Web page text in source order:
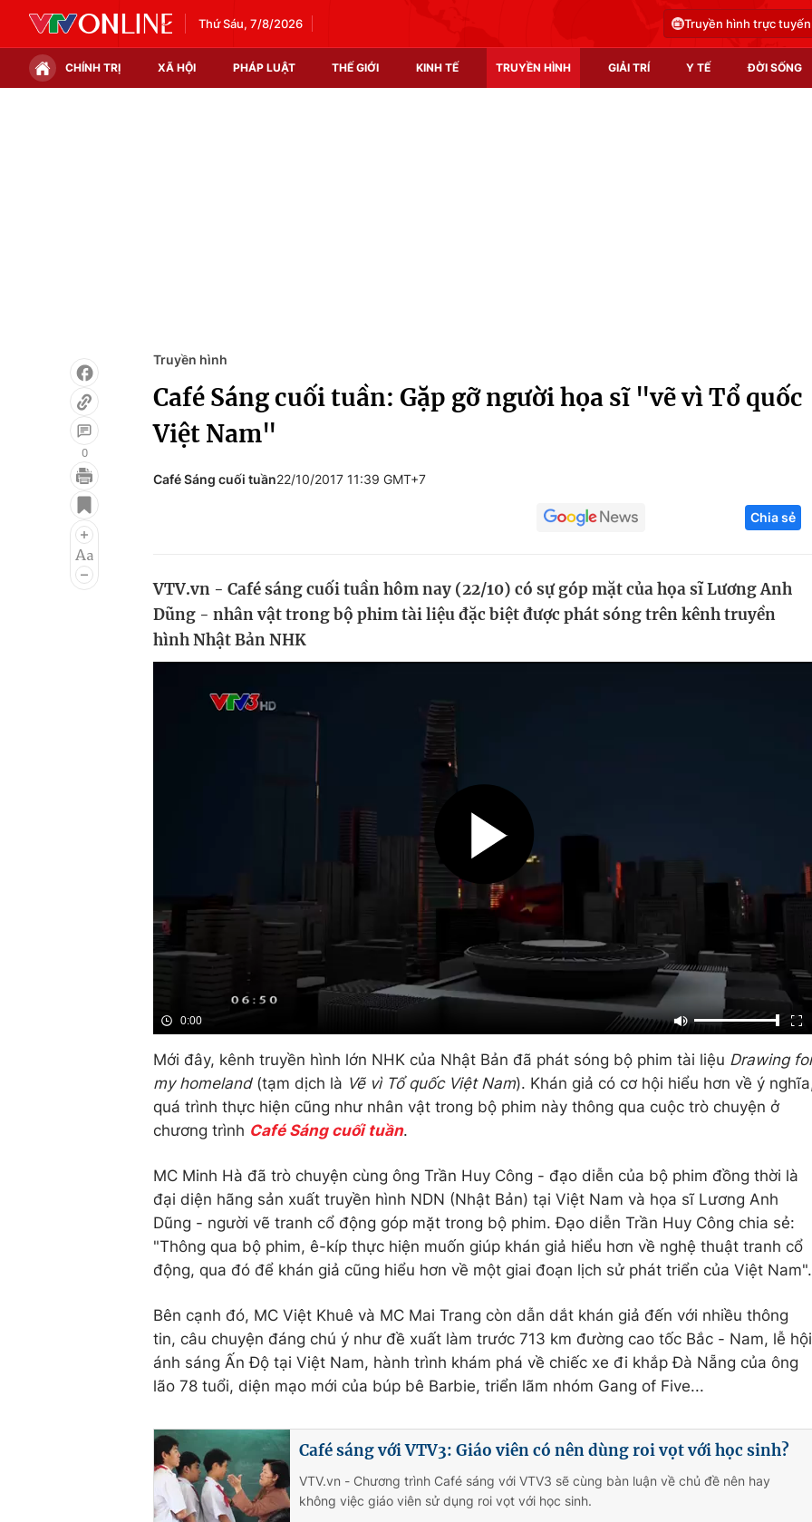
Thứ Sáu, 7/8/2026 Truyền hình trực tuyến
CHÍNH TRỊ XÃ HỘI PHÁP LUẬT THẾ GIỚI KINH TẾ TRUYỀN HÌNH GIẢI TRÍ Y TẾ ĐỜI SỐNG
Infographic
Điện ảnh
Âm nhạc
Chất lượng cuộc sống
Tuyển sinh
Hitech Công
Thị trường
0
Truyền hình
Café Sáng cuối tuần: Gặp gỡ người họa sĩ "vẽ vì Tổ quốc
Việt Nam"
Café Sáng cuối tuần22/10/2017 11:39 GMT+7
Chia sẻ
VTV.vn - Café sáng cuối tuần hôm nay (22/10) có sự góp mặt của họa sĩ Lương Anh
Dũng - nhân vật trong bộ phim tài liệu đặc biệt được phát sóng trên kênh truyền
hình Nhật Bản NHK
0:00
Mới đây, kênh truyền hình lớn NHK của Nhật Bản đã phát sóng bộ phim tài liệu Drawing
my homeland(tạm dịch là Vẽ vì Tổ quốc Việt Nam). Khán giả có cơ hội hiểu hơn về ý
quá trình thực hiện cũng như nhân vật trong bộ phim này thông qua cuộc trò chuyện ở
chương trình Café Sáng cuối tuần.
MC Minh Hà đã trò chuyện cùng ông Trần Huy Công - đạo diễn của bộ phim đồng thời là
đại diện hãng sản xuất truyền hình NDN (Nhật Bản) tại Việt Nam và họa sĩ Lương Anh
Dũng - người vẽ tranh cổ động góp mặt trong bộ phim. Đạo diễn Trần Huy Công chia sẻ:
"Thông qua bộ phim, ê-kíp thực hiện muốn giúp khán giả hiểu hơn về nghệ thuật tranh cổ
động, qua đó để khán giả cũng hiểu hơn về một giai đoạn lịch sử phát triển của Việt Nam".
Bên cạnh đó, MC Việt Khuê và MC Mai Trang còn dẫn dắt khán giả đến với nhiều thông
tin, câu chuyện đáng chú ý như đề xuất làm trước 713 km đường cao tốc Bắc - Nam, lễ hội
ánh sáng Ấn Độ tại Việt Nam, hành trình khám phá về chiếc xe đi khắp Đà Nẵng của ông
lão 78 tuổi, diện mạo mới của búp bê Barbie, triển lãm nhóm Gang of Five...
Café sáng với VTV3: Giáo viên có nên dùng roi vọt với học sinh?
VTV.vn - Chương trình Café sáng với VTV3 sẽ cùng bàn luận về chủ đề nên hay
không việc giáo viên sử dụng roi vọt với học sinh.